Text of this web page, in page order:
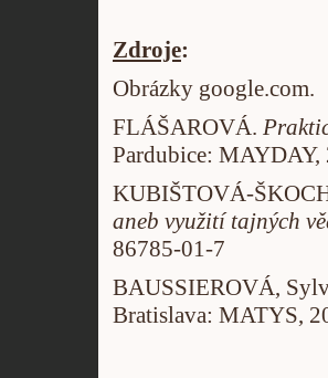
Zdroje:
Obrázky google.com.
FLÁŠAROVÁ.
Pardubice:
KUBIŠTOVÁ-
aneb využití tajných
86785-01-7
BAUSSIEROVÁ,
Bratislava: MATYS,